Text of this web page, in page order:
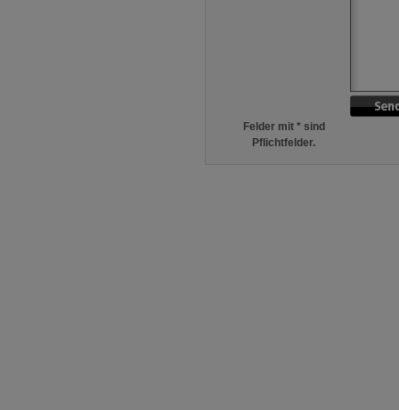
Felder mit * sind
Pflichtfelder.